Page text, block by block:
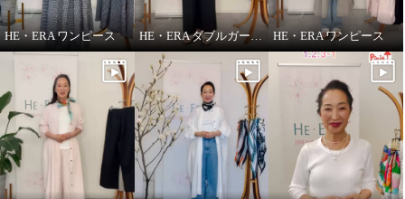
HE・ERA ワンピース HE・ERA ダブルガーゼ ジレ HE・ERA ワンピース